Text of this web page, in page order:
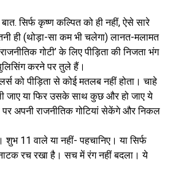
सिर्फ कृष्ण कल्पित को ही नहीं, ऐसे सारे
ही (थोड़ा-सा कम भी चलेगा) लानत-मलामत
गोटी’ के लिए पीड़िता की निजता भंग
करने पर तुले हैं।
को पीड़िता से कोई मतलब नहीं होता। चाहे
जाए या फिर उसके साथ कुछ और हो जाए ये
अपनी राजनीतिक गोटियां सेकेंगे और निकल
शुभ 11 वाले या नहीं- पहचानिए। या सिर्फ
रच रखा है। सच में रंग नहीं बदला। ये